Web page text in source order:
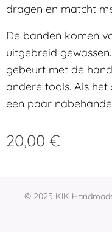
dragen en matcht
De banden komen
uitgebreid
gebeurt met de
andere tools. Als
een paar
20,00 €
© 2025 KIK